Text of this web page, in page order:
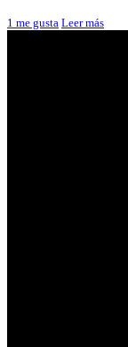
1 me gusta Leer más